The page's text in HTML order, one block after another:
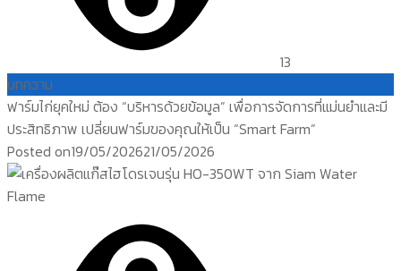
13
บทความ
ฟาร์มไก่ยุคใหม่ ต้อง “บริหารด้วยข้อมูล” เพื่อการจัดการที่แม่นยำและมี
ประสิทธิภาพ เปลี่ยนฟาร์มของคุณให้เป็น “Smart Farm”
Posted on19/05/202621/05/2026